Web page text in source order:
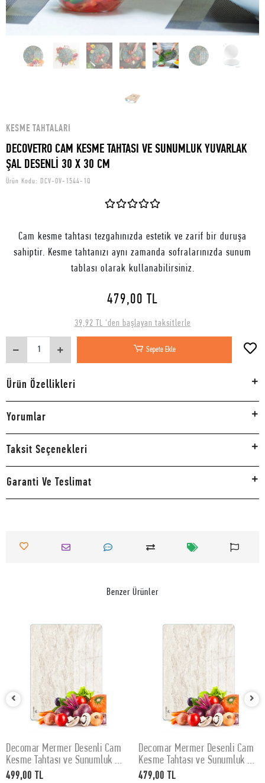
KESME TAHTALARI
DECOVETRO CAM KESME TAHTASI VE SUNUMLUK YUVARLAK
ŞAL DESENLİ 30 X 30 CM
Ürün Kodu: DCV-OV-1544-1Q
Cam kesme tahtası tezgahınızda estetik ve zarif bir duruşa
sahiptir. Kesme tahtanızı aynı zamanda sofralarınızda sunum
tablası olarak kullanabilirsiniz.
479,00 TL
39,92 TL 'den başlayan taksitlerle
Sepete Ekle
Ürün Özellikleri
Yorumlar
Taksit Seçenekleri
Garanti Ve Teslimat
Benzer Ürünler
SEPETE EKLE
Decomar Mermer Desenli Cam
Kesme Tahtası ve Sunumluk 30
x 40 cm
499,00 TL
SEPETE EKLE
Decomar Mermer Desenli Cam
Kesme Tahtası ve Sunumluk 25
x 35 cm
479,00 TL